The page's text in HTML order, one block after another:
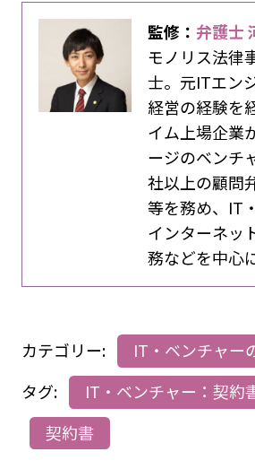
監修：弁護士
モノリス法律
士。元ITエン
経営の経験を
イム上場企業
ージのベンチ
社以上の顧問
等を務め、IT
インターネッ
務などを中心
カテゴリー:
IT・ベンチャー
タグ:
IT・ベンチャー：契約
契約書